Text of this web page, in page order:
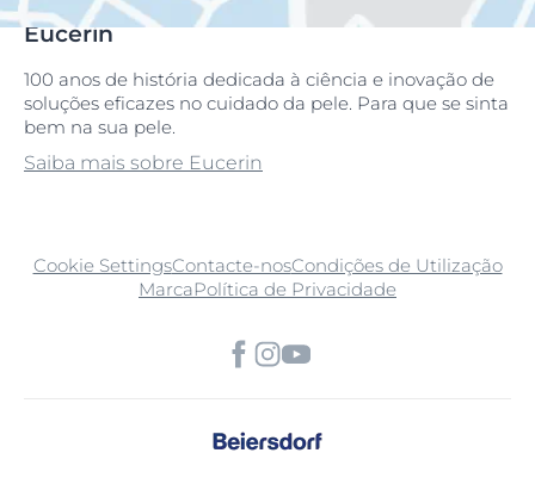
Eucerin
100 anos de história dedicada à ciência e inovação de
soluções eficazes no cuidado da pele. Para que se sinta
bem na sua pele.
Saiba mais sobre Eucerin
Cookie SettingsContacte-nosCondições de Utilização
MarcaPolítica de Privacidade